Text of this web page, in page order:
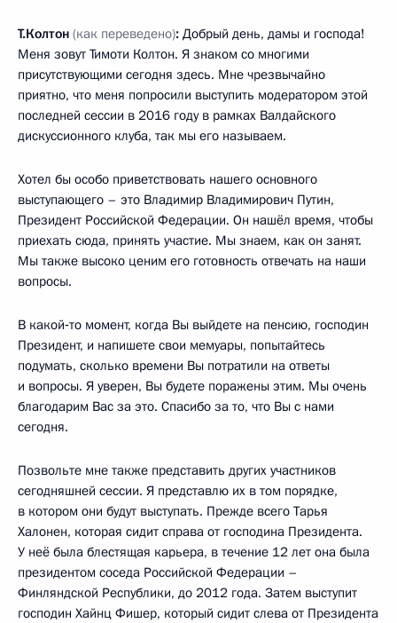
Т.Колтон (как переведено): Добрый день, дамы и господа!
Меня зовут Тимоти Колтон. Я знаком со многими
присутствующими сегодня здесь. Мне чрезвычайно
приятно, что меня попросили выступить модератором этой
последней сессии в 2016 году в рамках Валдайского
дискуссионного клуба, так мы его называем.
Хотел бы особо приветствовать нашего основного
выступающего – это Владимир Владимирович Путин,
Президент Российской Федерации. Он нашёл время, чтобы
приехать сюда, принять участие. Мы знаем, как он занят.
Мы также высоко ценим его готовность отвечать на наши
вопросы.
В какой‑то момент, когда Вы выйдете на пенсию, господин
Президент, и напишете свои мемуары, попытайтесь
подумать, сколько времени Вы потратили на ответы
и вопросы. Я уверен, Вы будете поражены этим. Мы очень
благодарим Вас за это. Спасибо за то, что Вы с нами
сегодня.
Позвольте мне также представить других участников
сегодняшней сессии. Я представлю их в том порядке,
в котором они будут выступать. Прежде всего Тарья
Халонен, которая сидит справа от господина Президента.
У неё была блестящая карьера, в течение 12 лет она была
президентом соседа Российской Федерации –
Финляндской Республики, до 2012 года. Затем выступит
господин Хайнц Фишер, который сидит слева от Президента